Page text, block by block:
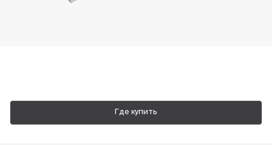
Где купить